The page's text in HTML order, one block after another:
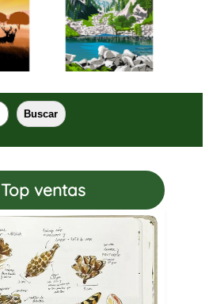
Buscar
Top ventas